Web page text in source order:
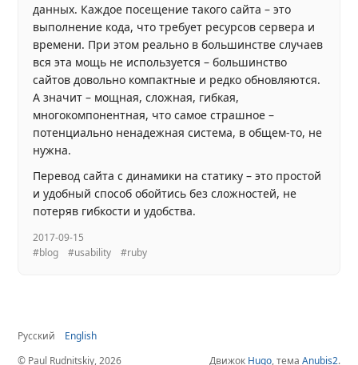
данных. Каждое посещение такого сайта – это
выполнение кода, что требует ресурсов сервера и
времени. При этом реально в большинстве случаев
вся эта мощь не используется – большинство
сайтов довольно компактные и редко обновляются.
А значит – мощная, сложная, гибкая,
многокомпонентная, что самое страшное –
потенциально ненадежная система, в общем-то, не
нужна.
Перевод сайта с динамики на статику – это простой
и удобный способ обойтись без сложностей, не
потеряв гибкости и удобства.
2017-09-15
#blog
#usability #ruby
Русский
English
© Paul Rudnitskiy, 2026
Движок Hugo, тема Anubis2.